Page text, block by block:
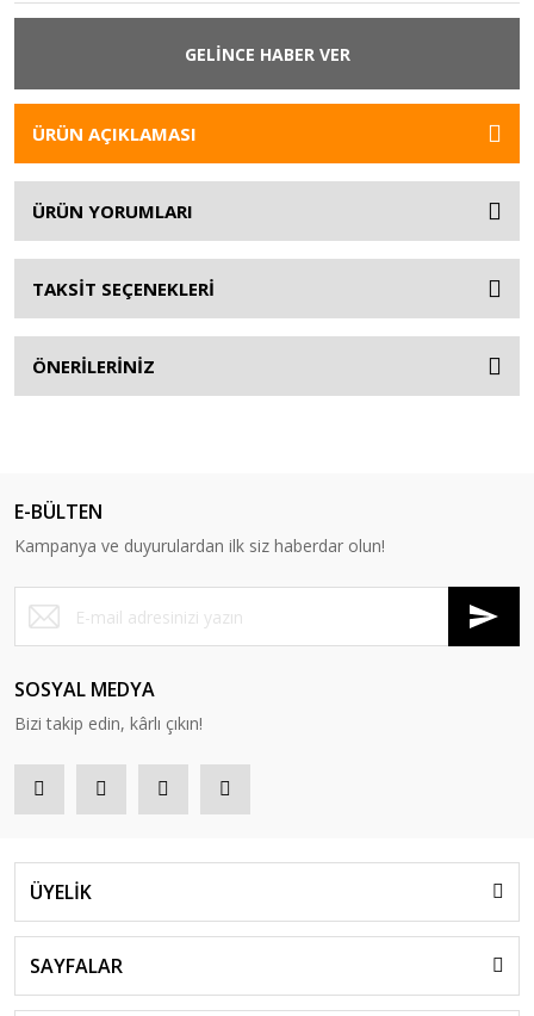
GELİNCE HABER VER
ÜRÜN AÇIKLAMASI
ÜRÜN YORUMLARI
TAKSİT SEÇENEKLERİ
ÖNERİLERİNİZ
E-BÜLTEN
Kampanya ve duyurulardan ilk siz haberdar olun!
SOSYAL MEDYA
Bizi takip edin, kârlı çıkın!
ÜYELİK
SAYFALAR